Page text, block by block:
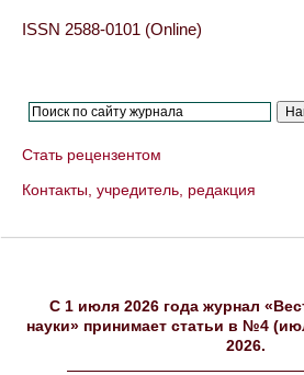
ISSN 2588-0101 (Online)
Стать рецензентом
Контакты, учредитель, редакция
C 1 июля 2026 года журнал
науки» принимает статьи в №4
2026.